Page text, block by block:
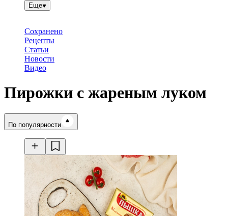
Еще
Сохранено
Рецепты
Статьи
Новости
Видео
Пирожки с жареным луком
Время готовки
По популярности